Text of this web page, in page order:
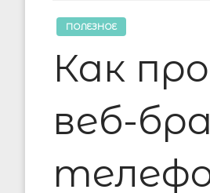
ПОЛЕЗНОЕ
Как
веб-